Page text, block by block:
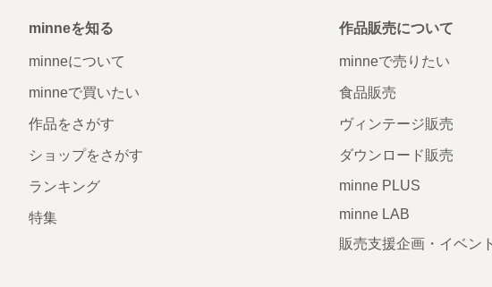
minneを知る
minneについて
minneで買いたい
作品をさがす
ショップをさがす
ランキング
特集
作品販売について
minneで売りたい
食品販売
ヴィンテージ販売
ダウンロード販売
minne PLUS
minne LAB
販売支援企画・イベント